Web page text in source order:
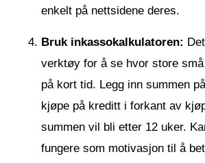
enkelt på nettsidene deres.
Bruk inkassokalkulatoren:
verktøy for å se hvor store
på kort tid. Legg inn summen
kjøpe på kreditt i forkant av
summen vil bli etter 12 uker.
fungere som motivasjon til å